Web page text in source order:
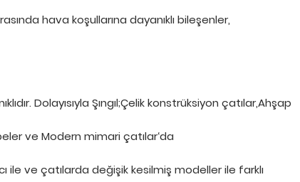
hava koşullarına dayanıklı bileşenler,
Dolayısıyla Şıngıl;Çelik konstrüksiyon çatılar,Ahşap
ve Modern mimari çatılar‘da
ile ve çatılarda değişik kesilmiş modeller ile farklı